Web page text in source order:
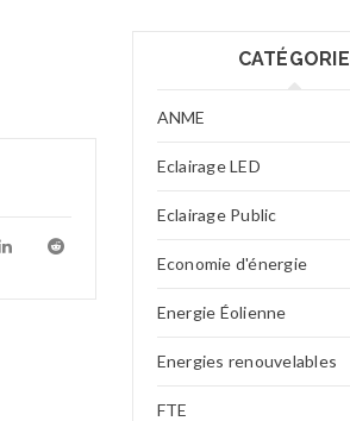
CATÉGORIE
ANME
Eclairage LED
Eclairage Public
Economie d'énergie
Energie Éolienne
Energies renouvelables
FTE